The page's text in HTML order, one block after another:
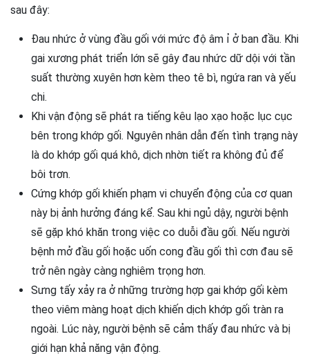
sau đây:
Đau nhức ở vùng đầu gối với mức độ âm ỉ ở ban đầu. Khi
gai xương phát triển lớn sẽ gây đau nhức dữ dội với tần
suất thường xuyên hơn kèm theo tê bì, ngứa ran và yếu
chi.
Khi vận động sẽ phát ra tiếng kêu lạo xạo hoặc lục cục
bên trong khớp gối. Nguyên nhân dẫn đến tình trạng này
là do khớp gối quá khô, dịch nhờn tiết ra không đủ để
bôi trơn.
Cứng khớp gối khiến phạm vi chuyển động của cơ quan
này bị ảnh hưởng đáng kể. Sau khi ngủ dậy, người bệnh
sẽ gặp khó khăn trong việc co duỗi đầu gối. Nếu người
bệnh mở đầu gối hoặc uốn cong đầu gối thì cơn đau sẽ
trở nên ngày càng nghiêm trọng hơn.
Sưng tấy xảy ra ở những trường hợp gai khớp gối kèm
theo viêm màng hoạt dịch khiến dịch khớp gối tràn ra
ngoài. Lúc này, người bệnh sẽ cảm thấy đau nhức và bị
giới hạn khả năng vận động.